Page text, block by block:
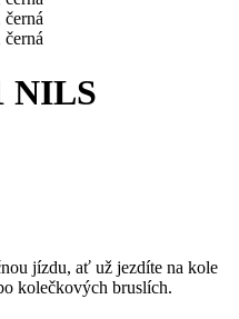
NILS
jízdu, ať už jezdíte na kole
kolečkových bruslích.